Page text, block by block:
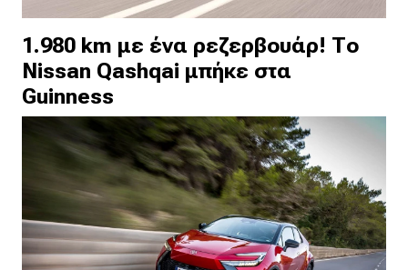
1.980 km με ένα ρεζερβουάρ! Το
Nissan Qashqai μπήκε στα
Guinness